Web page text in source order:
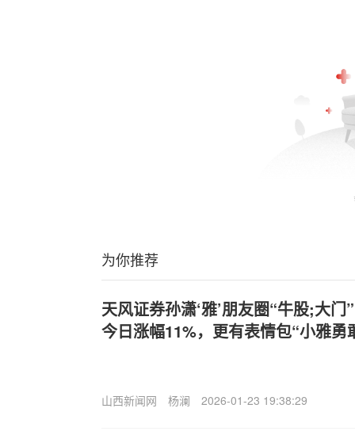
为你推荐
天风证券孙潇‘雅’朋友圈“牛股;大
今日涨幅11%，更有表情包“小雅勇
山西新闻网 杨澜 2026-01-23 19:38:29